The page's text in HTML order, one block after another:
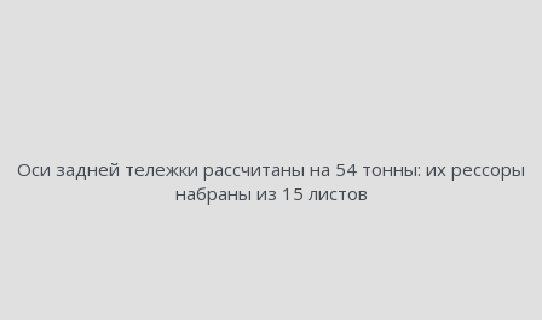
Оси задней тележки рассчитаны на 54 тонны: их рессоры
набраны из 15 листов